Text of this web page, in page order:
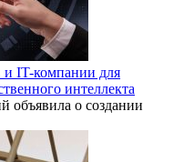
IT-компании для
интеллекта
объявила о создании